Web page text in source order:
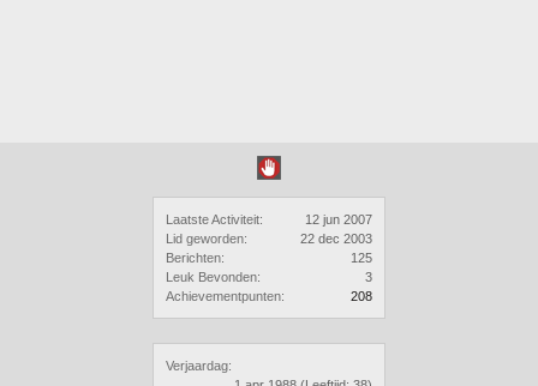
Laatste Activiteit:
12 jun 2007
Lid geworden:
22 dec 2003
Berichten:
125
Leuk Bevonden:
3
Achievementpunten:
208
Verjaardag: